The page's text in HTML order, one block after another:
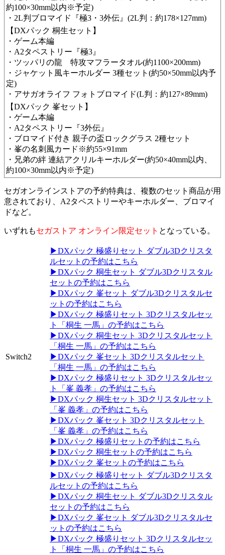
約100×30mm以内※予定)
・2L判ブロマイド『極3・3外伝』( 2L判：約178×127mm)
【 DXパック 桐生セット】
・ゲーム本編
・A2タペストリー『極3』
・ツッパリの龍 特攻マフラータオル(約1100×200mm)
・ジャケット風キーホルダー 3種セット(約50×50mm以内予
定)
・アサガオライフ フォトブロマイド(L判：約127×89mm)
【DXパック 峯セット】
・ゲーム本編
・A2タペストリー『3外伝』
・ブロマイド付き 親子の盃ロックグラス 2種セット
・峯の名刺風カード※約55×91mm
・兄弟の絆 連結アクリルキーホルダー(約50×40mm以内、
約100×30mm以内※予定) ​
セガオンラインストアの予約特典は、複数のセット商品が用
意されており、A2タペストリーやキーホルダー、ブロマイ
ドなど。
いずれもセガストア オンライン限定セット となっている。
Switch2
▶DXパック 極盛りセット ダブル3Dクリスタ
ルセットの予約はこちら
▶DXパック 桐生セット ダブル3Dクリスタル
セットの予約はこちら
▶DXパック 峯セット ダブル3Dクリスタルセ
ットの予約はこちら
▶DXパック 極盛りセット 3Dクリスタルセッ
ト「桐生 一馬」の予約はこちら
▶DXパック 桐生セット 3Dクリスタルセット
「桐生 一馬」の予約はこちら
▶DXパック 峯セット 3Dクリスタルセット
「桐生 一馬」の予約はこちら
▶DXパック 極盛りセット 3Dクリスタルセッ
ト「峯 義孝」の予約はこちら
▶DXパック 桐生セット 3Dクリスタルセット
「峯 義孝」の予約はこちら
▶DXパック 峯セット 3Dクリスタルセット
「峯 義孝」の予約はこちら
▶DXパック 極盛りセットの予約はこちら
▶DXパック 桐生セットの予約はこちら
▶DXパック 峯セットの予約はこちら
▶DXパック 極盛りセット ダブル3Dクリスタ
ルセットの予約はこちら
▶DXパック 桐生セット ダブル3Dクリスタル
セットの予約はこちら
▶DXパック 峯セット ダブル3Dクリスタルセ
ットの予約はこちら
▶DXパック 極盛りセット 3Dクリスタルセッ
ト「桐生 一馬」の予約はこちら